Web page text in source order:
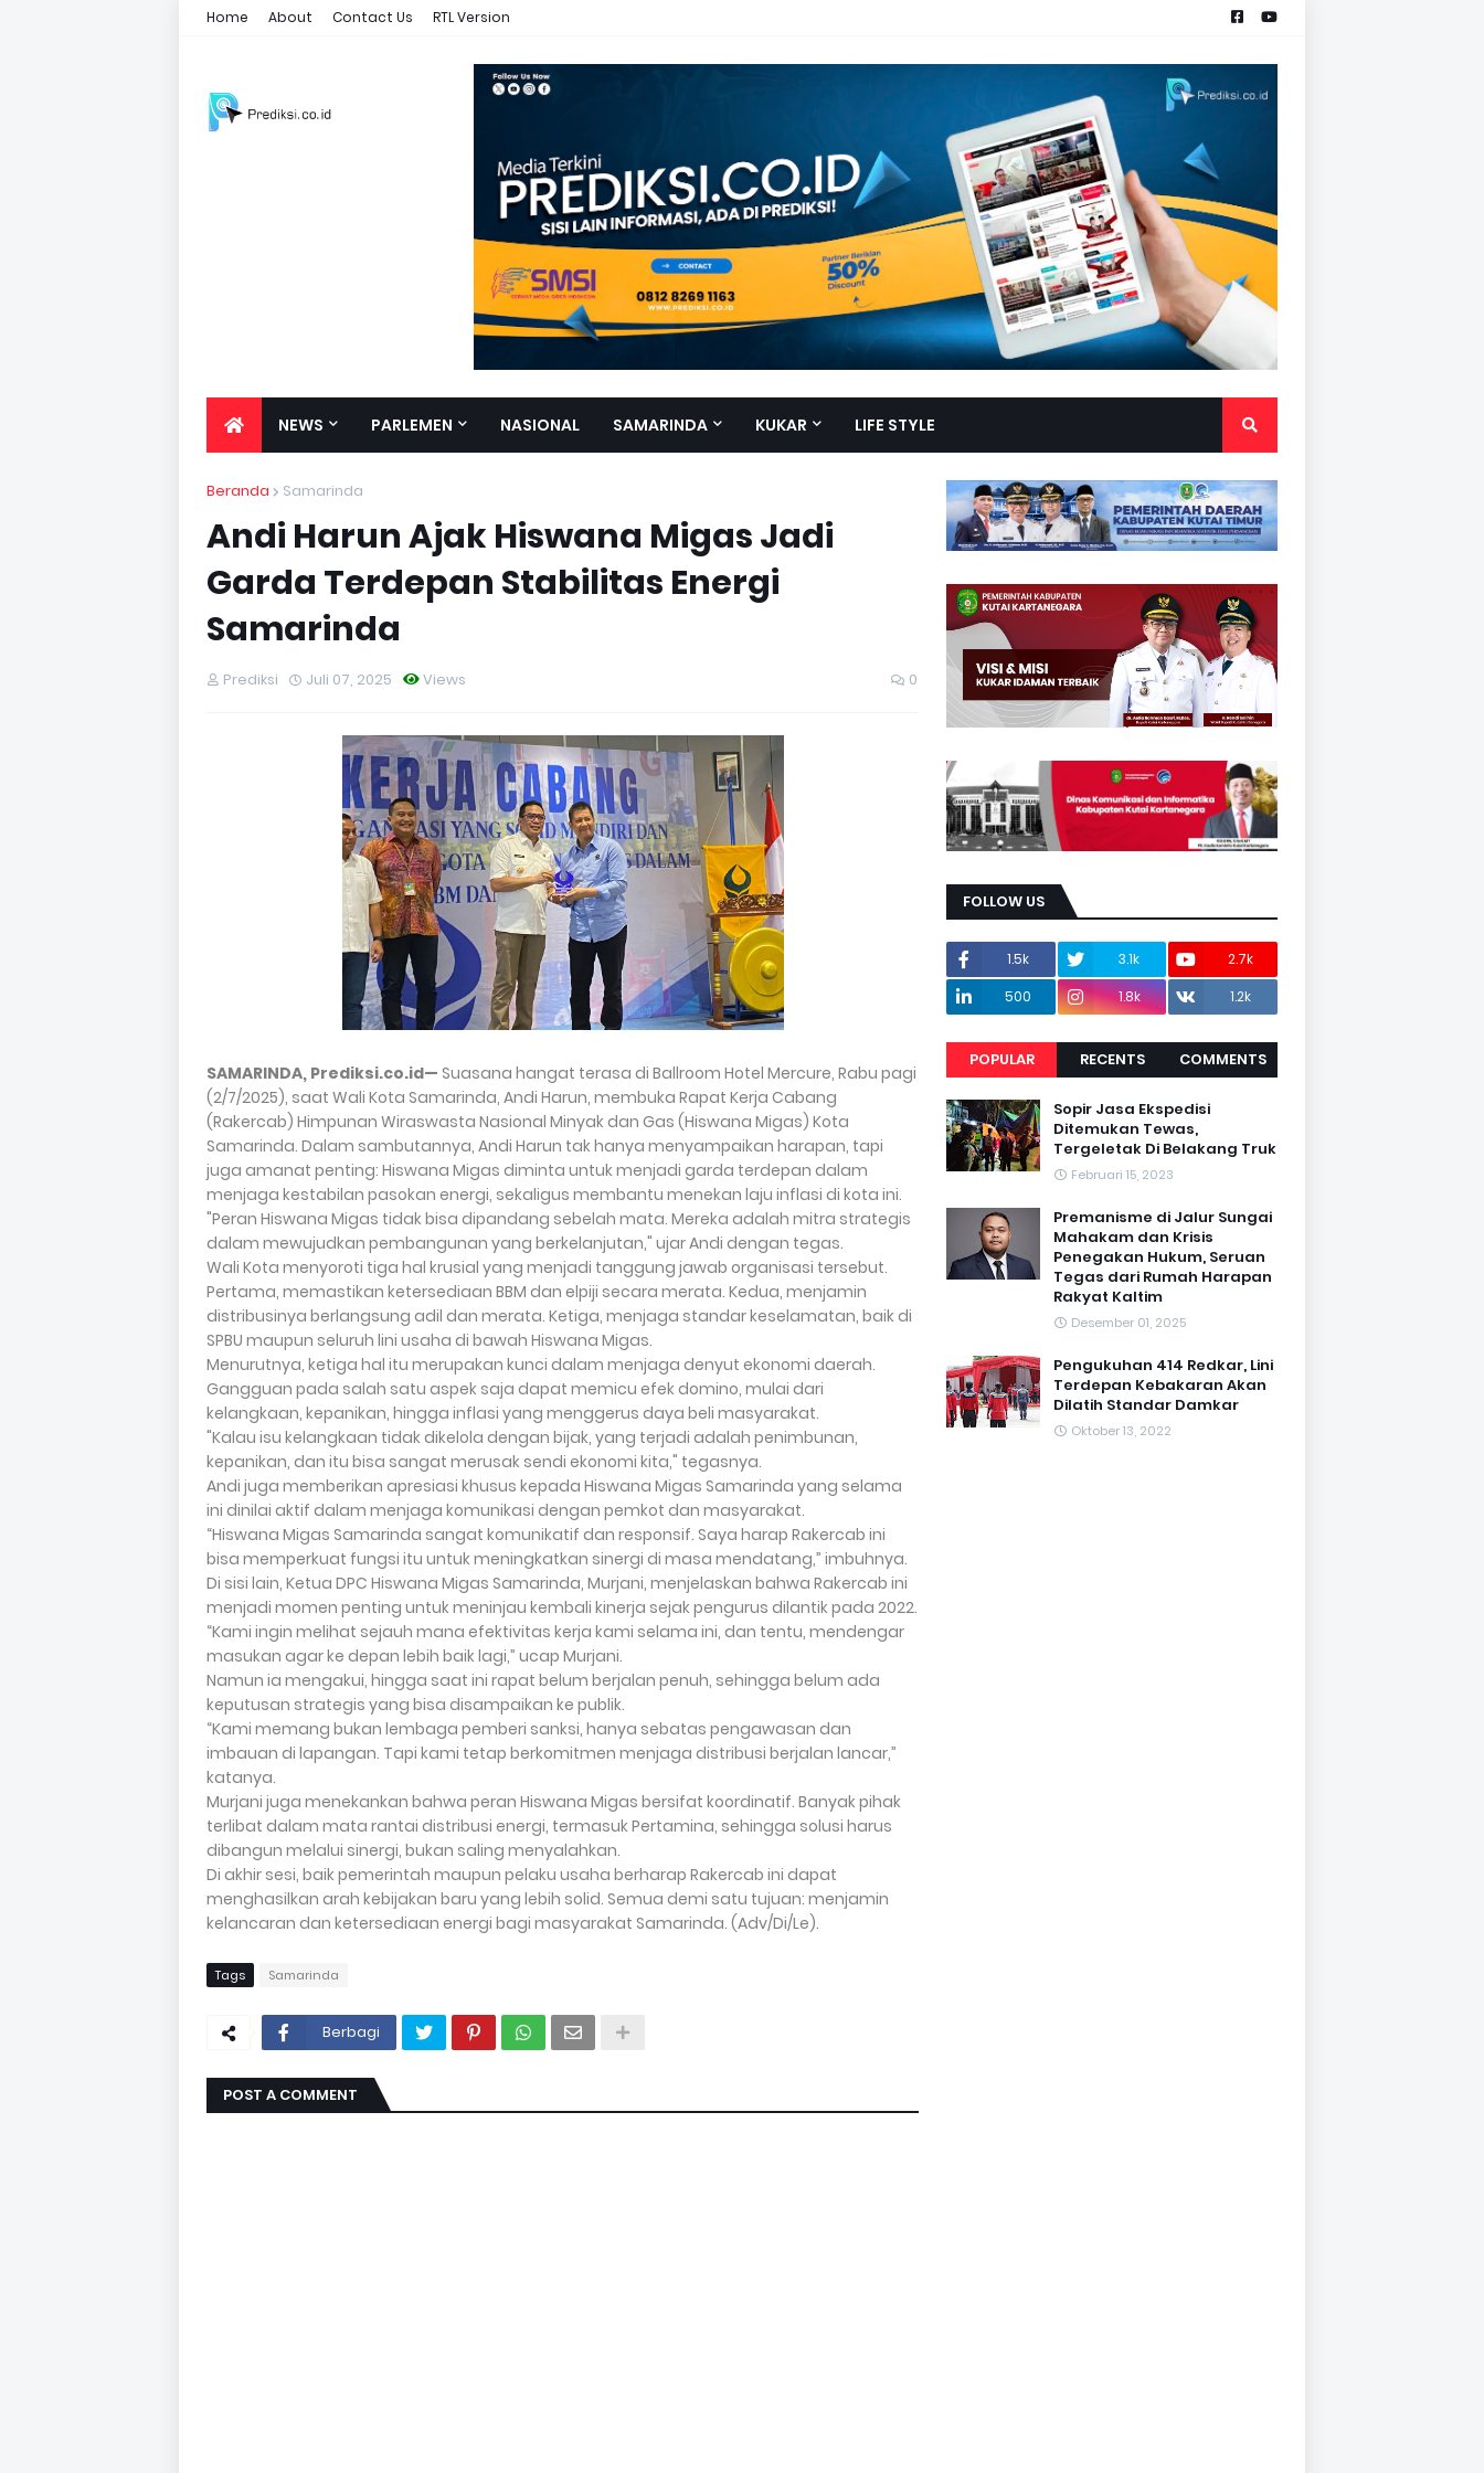
Home About Contact Us RTL Version
NEWS PARLEMEN NASIONAL SAMARINDA KUKAR LIFE STYLE
Beranda Samarinda
Andi Harun Ajak Hiswana Migas Jadi
Garda Terdepan Stabilitas Energi
Samarinda
Prediksi Views
Juli 07, 2025 0
SAMARINDA, Prediksi.co.id— Suasana hangat terasa di Ballroom Hotel Mercure, Rabu pagi
(2/7/2025), saat Wali Kota Samarinda, Andi Harun, membuka Rapat Kerja Cabang
(Rakercab) Himpunan Wiraswasta Nasional Minyak dan Gas (Hiswana Migas) Kota
Samarinda. Dalam sambutannya, Andi Harun tak hanya menyampaikan harapan, tapi
juga amanat penting: Hiswana Migas diminta untuk menjadi garda terdepan dalam
menjaga kestabilan pasokan energi, sekaligus membantu menekan laju inflasi di kota ini.
"Peran Hiswana Migas tidak bisa dipandang sebelah mata. Mereka adalah mitra strategis
dalam mewujudkan pembangunan yang berkelanjutan," ujar Andi dengan tegas.
Wali Kota menyoroti tiga hal krusial yang menjadi tanggung jawab organisasi tersebut.
Pertama, memastikan ketersediaan BBM dan elpiji secara merata. Kedua, menjamin
distribusinya berlangsung adil dan merata. Ketiga, menjaga standar keselamatan, baik di
SPBU maupun seluruh lini usaha di bawah Hiswana Migas.
Menurutnya, ketiga hal itu merupakan kunci dalam menjaga denyut ekonomi daerah.
Gangguan pada salah satu aspek saja dapat memicu efek domino, mulai dari
kelangkaan, kepanikan, hingga inflasi yang menggerus daya beli masyarakat.
"Kalau isu kelangkaan tidak dikelola dengan bijak, yang terjadi adalah penimbunan,
kepanikan, dan itu bisa sangat merusak sendi ekonomi kita," tegasnya.
Andi juga memberikan apresiasi khusus kepada Hiswana Migas Samarinda yang selama
ini dinilai aktif dalam menjaga komunikasi dengan pemkot dan masyarakat.
“Hiswana Migas Samarinda sangat komunikatif dan responsif. Saya harap Rakercab ini
bisa memperkuat fungsi itu untuk meningkatkan sinergi di masa mendatang,” imbuhnya.
Di sisi lain, Ketua DPC Hiswana Migas Samarinda, Murjani, menjelaskan bahwa Rakercab ini
menjadi momen penting untuk meninjau kembali kinerja sejak pengurus dilantik pada 2022.
“Kami ingin melihat sejauh mana efektivitas kerja kami selama ini, dan tentu, mendengar
masukan agar ke depan lebih baik lagi,” ucap Murjani.
Namun ia mengakui, hingga saat ini rapat belum berjalan penuh, sehingga belum ada
keputusan strategis yang bisa disampaikan ke publik.
“Kami memang bukan lembaga pemberi sanksi, hanya sebatas pengawasan dan
imbauan di lapangan. Tapi kami tetap berkomitmen menjaga distribusi berjalan lancar,”
katanya.
Murjani juga menekankan bahwa peran Hiswana Migas bersifat koordinatif. Banyak pihak
terlibat dalam mata rantai distribusi energi, termasuk Pertamina, sehingga solusi harus
dibangun melalui sinergi, bukan saling menyalahkan.
Di akhir sesi, baik pemerintah maupun pelaku usaha berharap Rakercab ini dapat
menghasilkan arah kebijakan baru yang lebih solid. Semua demi satu tujuan: menjamin
kelancaran dan ketersediaan energi bagi masyarakat Samarinda. (Adv/Di/Le).
Tags Samarinda
Berbagi
POST A COMMENT
FOLLOW US
1.5k 3.1k
2.7k
500
1.8k 1.2k
POPULAR RECENTS COMMENTS
Sopir Jasa Ekspedisi
Ditemukan Tewas,
Tergeletak Di Belakang Truk
Februari 15, 2023
Premanisme di Jalur Sungai
Mahakam dan Krisis
Penegakan Hukum, Seruan
Tegas dari Rumah Harapan
Rakyat Kaltim
Desember 01, 2025
Pengukuhan 414 Redkar, Lini
Terdepan Kebakaran Akan
Dilatih Standar Damkar
Oktober 13, 2022